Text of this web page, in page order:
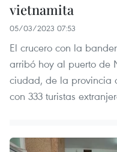
vietnamita
05/03/2023 07:53
El crucero con la
arribó hoy al puerto de
ciudad, de la provincia
con 333 turistas